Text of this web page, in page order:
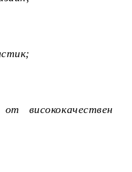
висококачествен